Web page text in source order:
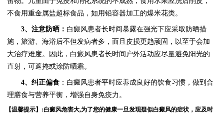
不食用重金属盐超标食品，如用铅容器加工的爆米花类。
3、注意防晒： 白癜风患者长时间暴露在强光下应采取防晒措
施，旅游、海浴后不但发病者多，而且皮损更趋顽固，以至于会加
大治疗难度。因此，白癜风患者长时间户外活动应尽量避免阳光的
直射，可遮掩或涂防晒霜。
4、纠正偏食 ：白癜风患者平时应养成良好的饮食习惯，做到合
理膳食与营养平衡，增强自身免疫力。
【温馨提示】:白癜风危害大,为了您的健康一旦发现疑似白癜风的症状，应及时